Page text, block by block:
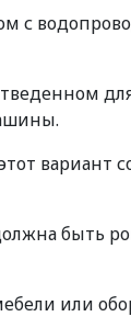
с
вариант
быть
или